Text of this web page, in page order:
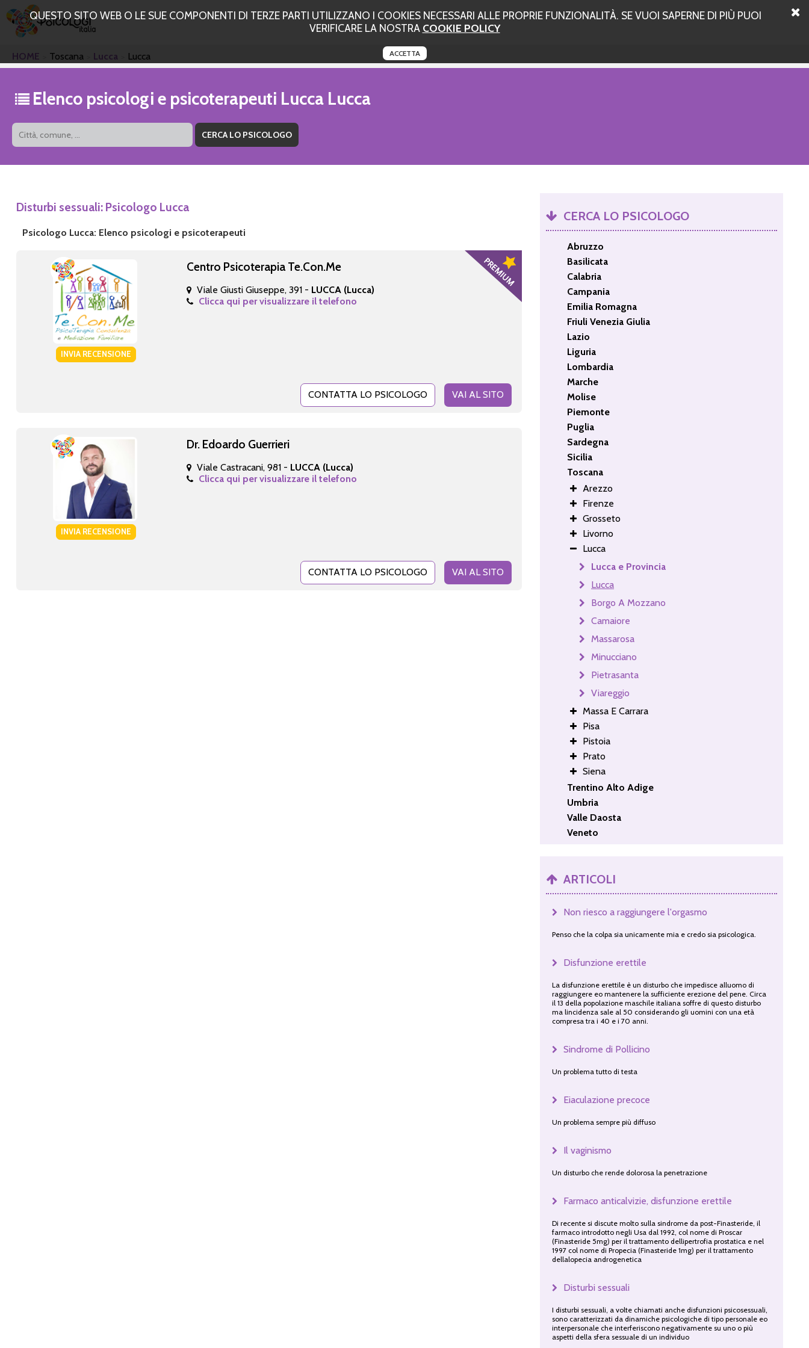
QUESTO SITO WEB O LE SUE COMPONENTI DI TERZE PARTI UTILIZZANO I COOKIES NECESSARI ALLE PROPRIE FUNZIONALITÀ. SE VUOI SAPERNE DI PIÙ PUOI
VERIFICARE LA NOSTRA COOKIE POLICY
ACCETTA
HOME Toscana Lucca Lucca
Elenco psicologi e psicoterapeuti Lucca Lucca
Disturbi sessuali: Psicologo Lucca
Psicologo Lucca: Elenco psicologi e psicoterapeuti
INVIA RECENSIONE
Centro Psicoterapia Te.Con.Me
Viale Giusti Giuseppe, 391 - LUCCA (Lucca)
Clicca qui per visualizzare il telefono
CONTATTA LO PSICOLOGO VAI AL SITO
INVIA RECENSIONE
Dr. Edoardo Guerrieri
Viale Castracani, 981 - LUCCA (Lucca)
Clicca qui per visualizzare il telefono
CONTATTA LO PSICOLOGO VAI AL SITO
CERCA LO PSICOLOGO
Abruzzo
Basilicata
Calabria
Campania
Emilia Romagna
Friuli Venezia Giulia
Lazio
Liguria
Lombardia
Marche
Molise
Piemonte
Puglia
Sardegna
Sicilia
Toscana
Arezzo
Firenze
Grosseto
Livorno
Lucca
Lucca e Provincia
Lucca
Borgo A Mozzano
Camaiore
Massarosa
Minucciano
Pietrasanta
Viareggio
Massa E Carrara
Pisa
Pistoia
Prato
Siena
Trentino Alto Adige
Umbria
Valle Daosta
Veneto
ARTICOLI
Non riesco a raggiungere l'orgasmo
Penso che la colpa sia unicamente mia e credo sia psicologica.
Disfunzione erettile
La disfunzione erettile è un disturbo che impedisce alluomo di
raggiungere eo mantenere la sufficiente erezione del pene. Circa
il 13 della popolazione maschile italiana soffre di questo disturbo
ma lincidenza sale al 50 considerando gli uomini con una età
compresa tra i 40 e i 70 anni.
Sindrome di Pollicino
Un problema tutto di testa
Eiaculazione precoce
Un problema sempre più diffuso
Il vaginismo
Un disturbo che rende dolorosa la penetrazione
Farmaco anticalvizie, disfunzione erettile
Di recente si discute molto sulla sindrome da post-Finasteride, il
farmaco introdotto negli Usa dal 1992, col nome di Proscar
(Finasteride 5mg) per il trattamento dellipertrofia prostatica e nel
1997 col nome di Propecia (Finasteride 1mg) per il trattamento
dellalopecia androgenetica
Disturbi sessuali
I disturbi sessuali, a volte chiamati anche disfunzioni psicosessuali,
sono caratterizzati da dinamiche psicologiche di tipo personale eo
interpersonale che interferiscono negativamente su uno o più
aspetti della sfera sessuale di un individuo